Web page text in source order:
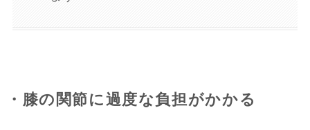
・膝の関節に過度な負担がかかる